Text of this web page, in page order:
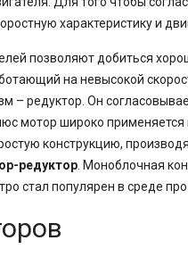
характеристику и
позволяют добиться
на невысокой
– редуктор. Он
мотор широко
конструкцию,
редуктор . Моноблочная
стал популярен в среде